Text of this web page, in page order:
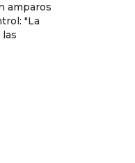
amparos
"La